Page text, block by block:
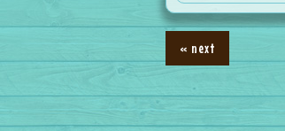
« next